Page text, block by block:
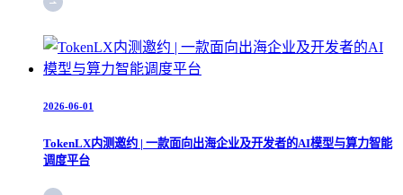
2026-06-01
TokenLX内测邀约 | 一款面向出海企业及开发者的AI模型与算力智能
调度平台